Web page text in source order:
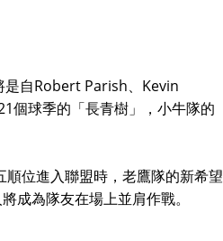
是自Robert Parish、Kevin
個球季的「長青樹」，小牛隊的
位進入聯盟時，老鷹隊的新希望
成為隊友在場上並肩作戰。